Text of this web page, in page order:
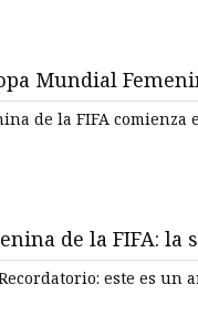
Mundial
de la FIFA
de la FIFA:
en el deporte de
este es